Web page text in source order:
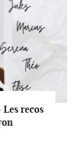
Les recos